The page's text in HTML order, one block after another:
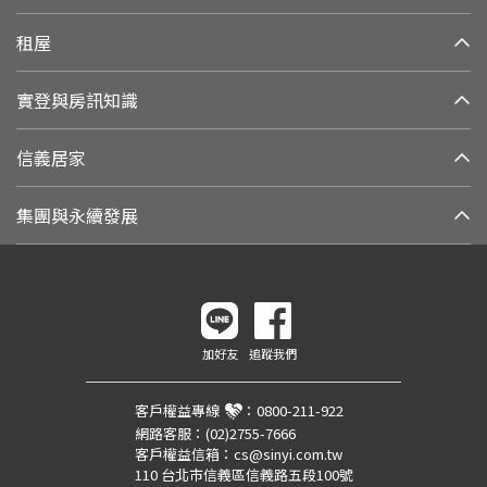
租屋
實登與房訊知識
信義居家
集團與永續發展
加好友 追蹤我們
客戶權益專線 ： 0800-211-922
網路客服： (02)2755-7666
客戶權益信箱： cs@sinyi.com.tw
110 台北市信義區信義路五段100號